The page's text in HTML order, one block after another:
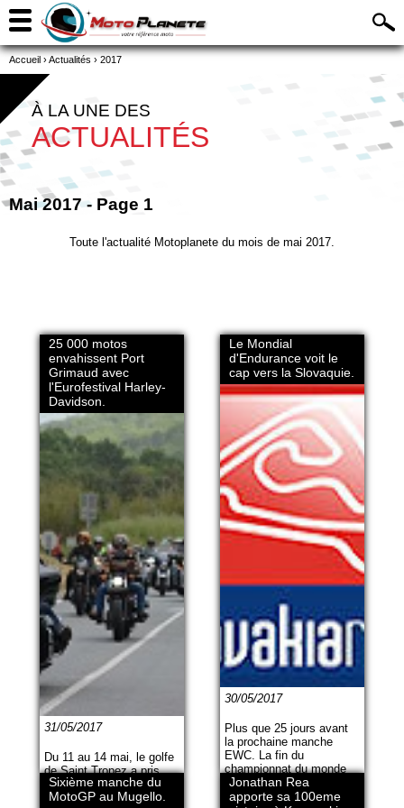
Accueil ›Actualités › 2017
À LA UNE DES
ACTUALITÉS
Mai 2017 - Page 1
Toute l'actualité Motoplanete du mois de mai 2017.
25 000 motos
envahissent Port
Grimaud avec
l'Eurofestival Harley-
Davidson.
31/05/2017
Du 11 au 14 mai, le golfe
de Saint Tropez a pris
une bonne grosse dose
d'Amérique, pour son
Le Mondial
d'Endurance voit le
cap vers la Slovaquie.
30/05/2017
Plus que 25 jours avant
la prochaine manche
EWC. La fin du
championnat du monde
d'endurance s'annonce
palpitante. Les deux
Sixième manche du
MotoGP au Mugello.
Jonathan Rea
apporte sa 100eme